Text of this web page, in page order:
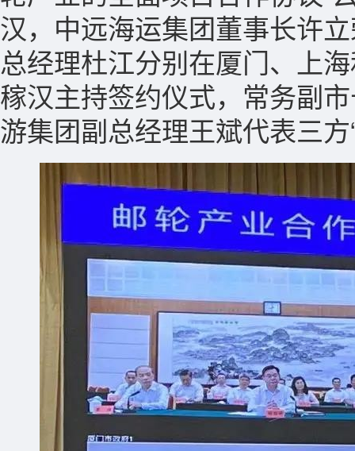
汉，中远海运集团董事长许
总经理杜江分别在厦门、上
稼汉主持签约仪式，常务副
游集团副总经理王斌代表三方